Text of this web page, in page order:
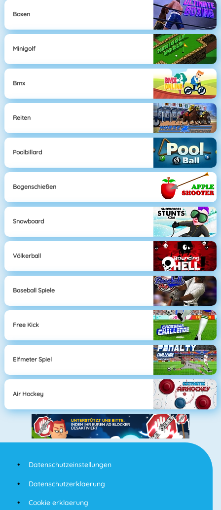
Boxen
Minigolf
Bmx
Reiten
Poolbillard
Bogenschießen
Snowboard
Völkerball
Baseball Spiele
Free Kick
Elfmeter Spiel
Air Hockey
Datenschutzeinstellungen
Datenschutzerklaerung
Cookie erklaerung